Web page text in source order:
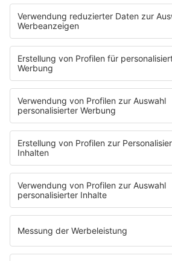
PETERS POP
80S-HITS UND
Neue Podcastfolge